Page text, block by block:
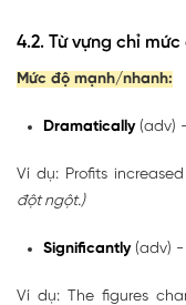
4.2. Từ vựng chỉ mức
Mức độ mạnh/nhanh:
Dramatically(adv)
Ví dụ: Profits
đột ngột.)
Significantly(adv) -
Ví dụ: The figures